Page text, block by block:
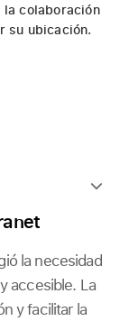
colaboración
su ubicación.
la necesidad
accesible. La
y facilitar la